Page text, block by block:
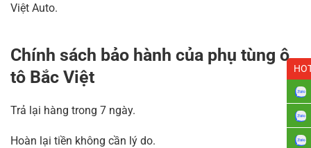
Việt Auto.
Chính sách bảo hành của phụ tùng ô
tô Bắc Việt
Trả lại hàng trong 7 ngày.
Hoàn lại tiền không cần lý do.